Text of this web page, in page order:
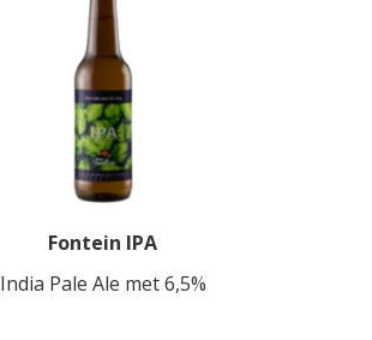
Fontein IPA
India Pale Ale met 6,5%